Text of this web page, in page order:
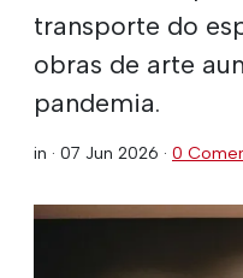
transporte do
obras de arte
pandemia.
in · 07 Jun 2026 · 0